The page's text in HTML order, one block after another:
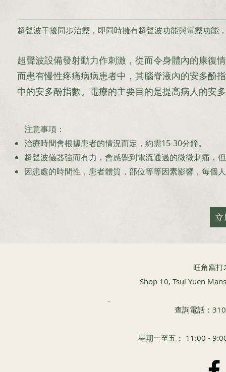
超聲波干擾同步治療，即同時擁有超聲波功能與電療功能
超聲波設備發射動力作刺激，從而令身體內的康復
而患有慢性疼痛病病患者中，其腦脊液內的安多酚
中的安多酚指數。電療的主要目的是提高病人的安
注意事項：
治療時間會根據患者的情況而定，約需15-30分鐘。
超聲波儀器強而有力，會感覺到電流通過的微微刺痛，
因患處的時間性，患者體質，部位等等因素影響，每個
旺角窩
Shop 10, Tsui Yuen
查詢電話：
星期一至五： 11:00 -